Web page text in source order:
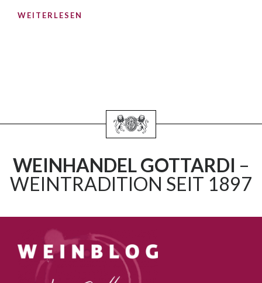
WEITERLESEN
WEINHANDEL GOTTARDI –
WEINTRADITION SEIT 1897